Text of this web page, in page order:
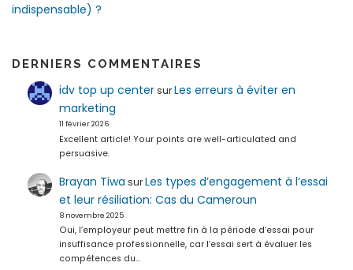
indispensable) ?
DERNIERS COMMENTAIRES
idv top up centersurLes erreurs à éviter en
marketing
11 février 2026
Excellent article! Your points are well-articulated and
persuasive.
Brayan Tiwa surLes types d’engagement à l’essai
et leur résiliation: Cas du Cameroun
8 novembre 2025
Oui, l’employeur peut mettre fin à la période d’essai pour
insuffisance professionnelle, car l’essai sert à évaluer les
compétences du…